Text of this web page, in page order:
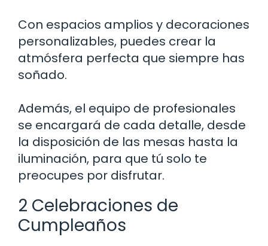
Con espacios amplios y decoraciones
personalizables, puedes crear la
atmósfera perfecta que siempre has
soñado.
Además, el equipo de profesionales
se encargará de cada detalle, desde
la disposición de las mesas hasta la
iluminación, para que tú solo te
preocupes por disfrutar.
2 Celebraciones de
Cumpleaños